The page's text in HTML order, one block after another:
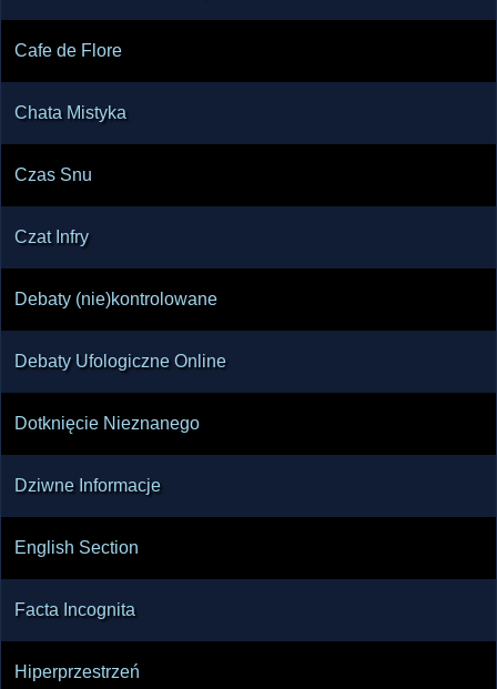
Cafe de Flore
Chata Mistyka
Czas Snu
Czat Infry
Debaty (nie)kontrolowane
Debaty Ufologiczne Online
Dotknięcie Nieznanego
Dziwne Informacje
English Section
Facta Incognita
Hiperprzestrzeń